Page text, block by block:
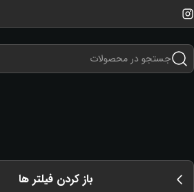
باز کردن فیلتر ها